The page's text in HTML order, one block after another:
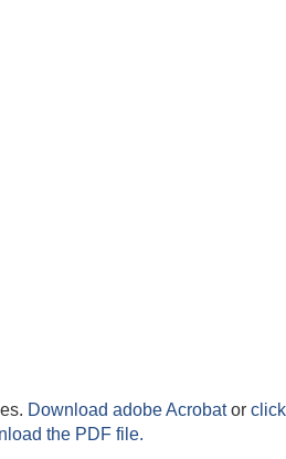
Download adobe Acrobator
the PDF file.